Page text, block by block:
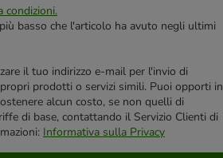
condizioni.
basso che l'articolo ha avuto negli ultimi
il tuo indirizzo e-mail per l'invio di
prodotti o servizi simili. Puoi opporti in
alcun costo, se non quelli di
di base, contattando il Servizio Clienti di
Informativa sulla Privacy